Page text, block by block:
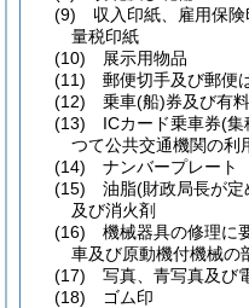
(9)
収入印紙、雇用保
量税印紙
(10)
展示用物品
(11)
郵便切手及び郵便
(12)
乗車(船)券及び有
(13)
ICカード乗車券(集
つて公共交通機関の利
(14)
ナンバープレート
(15)
油脂(財政局長が定
及び消火剤
(16)
機械器具の修理に
車及び原動機付機械の
(17)
写真、青写真及び
(18)
ゴム印